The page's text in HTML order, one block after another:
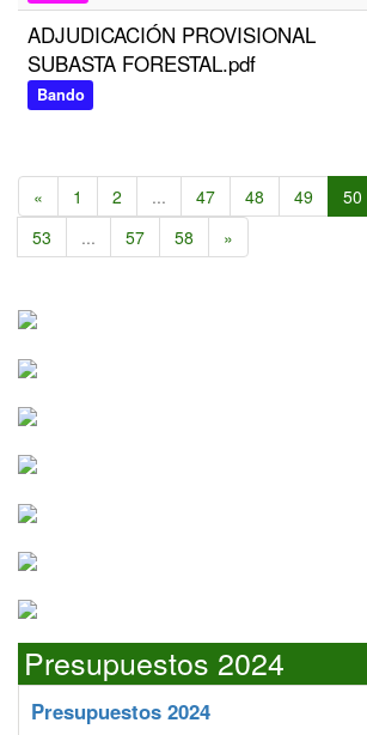
ADJUDICACIÓN PROVISIONAL
SUBASTA FORESTAL.pdf
Bando
« 1 2 ... 47 48 49 50
53
... 57 58 »
Presupuestos 2024
Presupuestos 2024